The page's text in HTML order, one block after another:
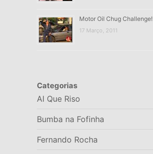
Motor Oil Chug Challenge!
17 Março, 2011
Categorias
AI Que Riso
Bumba na Fofinha
Fernando Rocha